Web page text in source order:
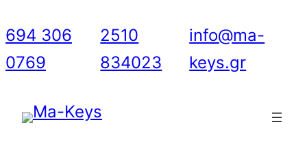
στο
περιεχόμενο
694 306
0769
2510
834023
info@ma-
keys.gr